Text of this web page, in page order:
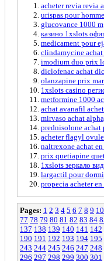
acheter revia revia
urispas pour
glucovance 1000
казино 1xslots
medicament pour
clindamycine
imodium duo prix
diclofenac achat
olanzapine prix
1xslots casino
metformine 1000
achat avanafil
mirvaso achat
prednisolone achat
acheter flagyl
naltrexone achat
prix quetiapine
1xslots зеркало
largactil pour
propecia acheter
Pages: 1 2 3 4 5 6 7 8 9 10
77 78 79 80 81 82 83 84
137 138 139 140 141 142
190 191 192 193 194 195
243 244 245 246 247 248
296 297 298 299 300 301